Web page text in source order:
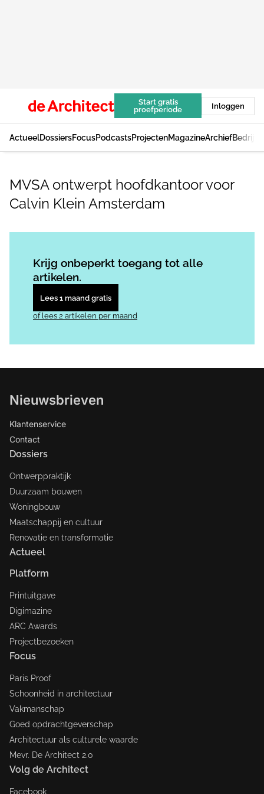
Start gratis
proefperiode
Inloggen
ActueelDossiersFocusPodcastsProjectenMagazineArchief
MVSA ontwerpt hoofdkantoor voor
Calvin Klein Amsterdam
Krijg onbeperkt toegang tot alle
artikelen.
Lees 1 maand gratis
of lees 2 artikelen per maand
Nieuwsbrieven
Klantenservice
Contact
Dossiers
Ontwerppraktijk
Duurzaam bouwen
Woningbouw
Maatschappij en cultuur
Renovatie en transformatie
Actueel
Platform
Printuitgave
Digimazine
ARC Awards
Projectbezoeken
Focus
Paris Proof
Schoonheid in architectuur
Vakmanschap
Goed opdrachtgeverschap
Architectuur als culturele waarde
Mevr. De Architect 2.0
Volg de Architect
Facebook